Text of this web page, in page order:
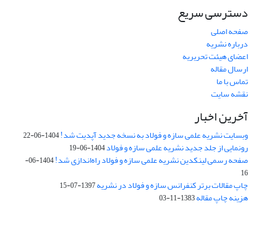
دسترسی سریع
صفحه اصلی
درباره نشریه
اعضای هیئت تحریریه
ارسال مقاله
تماس با ما
نقشه سایت
آخرین اخبار
وبسایت نشریه علمی سازه و فولاد به نسخه جدید آپدیت شد!1404-06-22
رونمایی از جلد جدید نشریه علمی سازه و فولاد1404-06-19
صفحه رسمی لینکدین نشریه علمی سازه و فولاد راه‌اندازی شد!
1404-06-
16
چاپ مقالات برتر کنفرانس سازه و فولاد در نشریه1397-07-15
هزینه چاپ مقاله1383-11-03